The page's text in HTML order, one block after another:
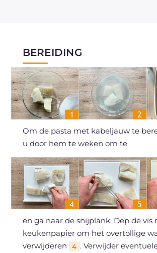
BEREIDING
Om de pasta met kabeljauw te
u door hem te weken om te
en ga naar de snijplank. Dep de vis
keukenpapier om het overtollige
verwijderen
4 . Verwijder